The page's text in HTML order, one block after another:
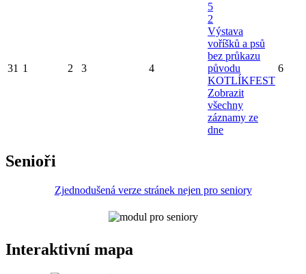
31 1 2 3 4
5
2
Výstava
voříšků a psů
bez průkazu
původu
KOTLÍKFEST
Zobrazit
všechny
záznamy ze
dne
6
Senioři
Zjednodušená verze stránek nejen pro seniory
Interaktivní mapa